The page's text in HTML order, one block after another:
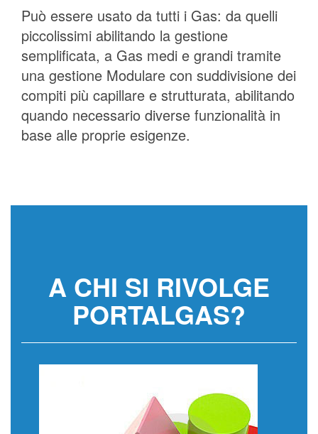
Può essere usato da tutti i Gas: da quelli
piccolissimi abilitando la gestione
semplificata, a Gas medi e grandi tramite
una gestione Modulare con suddivisione dei
compiti più capillare e strutturata, abilitando
quando necessario diverse funzionalità in
base alle proprie esigenze.
A CHI SI RIVOLGE
PORTALGAS?